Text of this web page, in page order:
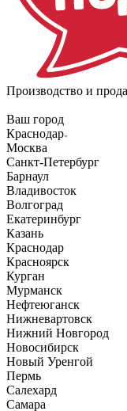
Производство и
Ваш город
Краснодар
Москва
Санкт-Петербург
Барнаул
Владивосток
Волгоград
Екатеринбург
Казань
Краснодар
Красноярск
Курган
Мурманск
Нефтеюганск
Нижневартовск
Нижний Новгород
Новосибирск
Новый Уренгой
Пермь
Салехард
Самара